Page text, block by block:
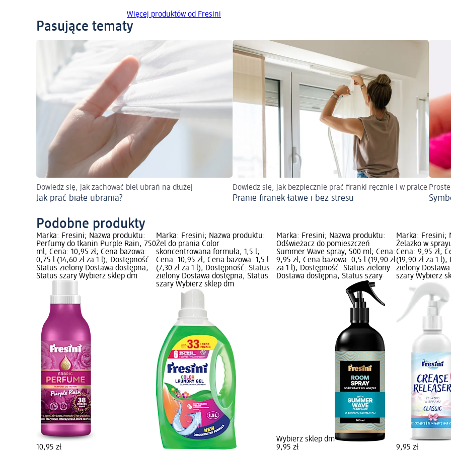
Więcej produktów od Fresini
Pasujące tematy
Dowiedz się, jak zachować biel ubrań na dłużej
Jak prać białe ubrania?
Dowiedz się, jak bezpiecznie prać firanki ręcznie i w pralce
Pranie firanek łatwe i bez stresu
Podobne produkty
Marka: Fresini; Nazwa produktu:
Perfumy do tkanin Purple Rain, 750
ml; Cena: 10,95 zł; Cena bazowa:
0,75 l (14,60 zł za 1 l); Dostępność:
Status zielony Dostawa dostępna,
Status szary Wybierz sklep dm
10,95 zł
Marka: Fresini; Nazwa produktu:
Żel do prania Color
skoncentrowana formuła, 1,5 l;
Cena: 10,95 zł; Cena bazowa: 1,5 l
(7,30 zł za 1 l); Dostępność: Status
zielony Dostawa dostępna, Status
szary Wybierz sklep dm
Marka: Fresini; Nazwa produktu:
Odświeżacz do pomieszczeń
Summer Wave spray, 500 ml; Cena:
9,95 zł; Cena bazowa: 0,5 l (19,90 zł
za 1 l); Dostępność: Status zielony
Dostawa dostępna, Status szary
Wybierz sklep dm
9,95 zł
Marka: Fresini;
Żelazko w
Cena: 9,95 zł;
(19,90 zł za 1
zielony
szary Wybierz
9,95 zł